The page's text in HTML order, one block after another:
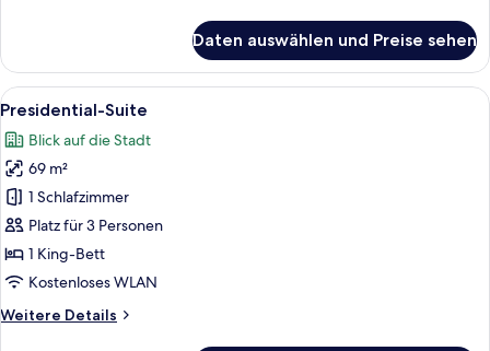
Zimmer,
2 Einzelbetten
Daten auswählen und Preise sehen
Alle
Fotos
für
Presidential-
Suite
anzeigen
Ein Zimmer mit Fenster, Stuhl, Tisch
13
Presidential-Suite
Blick auf die Stadt
69 m²
1 Schlafzimmer
Platz für 3 Personen
1 King-Bett
Kostenloses WLAN
Weitere Details
Weitere